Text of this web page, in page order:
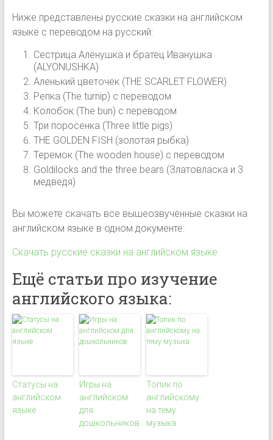
Ниже представлены русские сказки на английском
языке с переводом на русский:
Сестрица Алёнушка и братец Иванушка
(ALYONUSHKA)
Аленький цветочек (THE SCARLET FLOWER)
Репка (The turnip) с переводом
Колобок (The bun) с переводом
Три поросенка (Three little pigs)
THE GOLDEN FISH (золотая рыбка)
Теремок (The wooden house) с переводом
Goldilocks and the three bears (Златовласка и 3
медведя)
Вы можете скачать все вышеозвученные сказки на
английском языке в одном документе:
Скачать русские сказки на английском языке
Ещё статьи про изучение
английского языка:
Статусы на
английском
языке
Игры на
английском
для
дошкольников
Топик по
английскому
на тему
музыка